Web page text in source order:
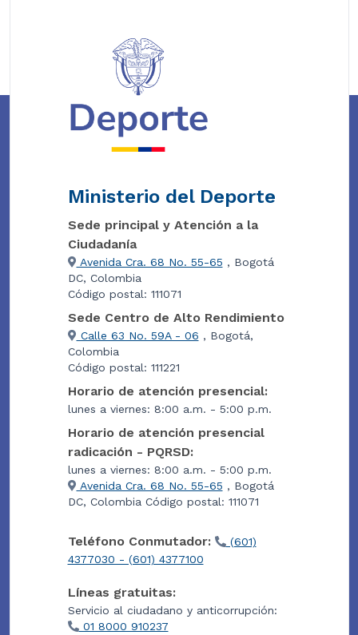
Ministerio del Deporte
Sede principal y Atención a la
Ciudadanía
Avenida Cra. 68 No. 55-65 , Bogotá
DC, Colombia
Código postal: 111071
Sede Centro de Alto Rendimiento
Calle 63 No. 59A - 06 , Bogotá,
Colombia
Código postal: 111221
Horario de atención presencial:
lunes a viernes: 8:00 a.m. - 5:00 p.m.
Horario de atención presencial
radicación - PQRSD:
lunes a viernes: 8:00 a.m. - 5:00 p.m.
Avenida Cra. 68 No. 55-65 , Bogotá
DC, Colombia Código postal: 111071
Teléfono Conmutador:
(601)
4377030 - (601) 4377100
Líneas gratuitas:
Servicio al ciudadano y anticorrupción:
01 8000 910237